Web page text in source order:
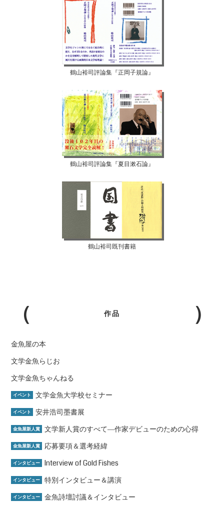
鶴山裕司評論集『正岡子規論』
鶴山裕司評論集『夏目漱石論』
鶴山裕司既刊書籍
作品
金魚屋の本
文学金魚らじお
文学金魚ちゃんねる
イベント 文学金魚大学校セミナー
イベント 安井浩司墨書展
金魚屋新人賞 文学新人賞のすべて―作家デビューのための心得
金魚屋新人賞 応募要項＆選考経緯
インタビュー Interview of Gold Fishes
インタビュー 特別インタビュー＆講演
インタビュー 金魚詩壇討議＆インタビュー